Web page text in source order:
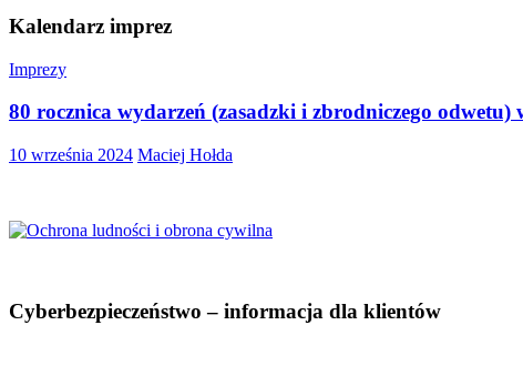
Kalendarz imprez
Imprezy
80 rocznica wydarzeń (zasadzki i zbrodniczego odwetu)
10 września 2024 Maciej Hołda
Cyberbezpieczeństwo – informacja dla klientów